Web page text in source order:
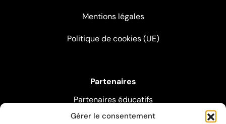
Gérer le consentement
Mentions légales
Politique de cookies (UE)
Partenaires
Partenaires éducatifs
Partenaires pédagogiques